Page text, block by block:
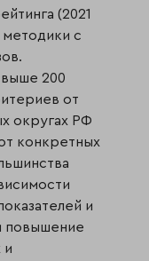
(2021
методики с
200
от
округах РФ
конкретных
и
повышение
и